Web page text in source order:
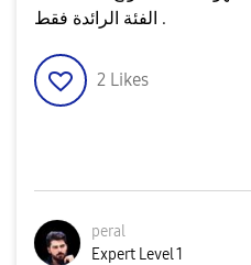
الفئة الرائدة فقط .
2 Likes
peral
Expert Level 1